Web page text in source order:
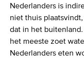
Nederlanders is
niet thuis
dat in het
het meeste zoet
Nederlanders eten